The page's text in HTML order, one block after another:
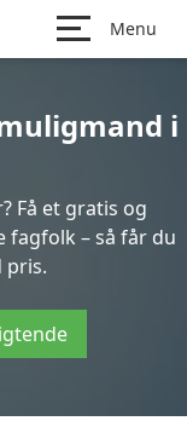
Menu
i
Få et gratis og
– så får du
pris.